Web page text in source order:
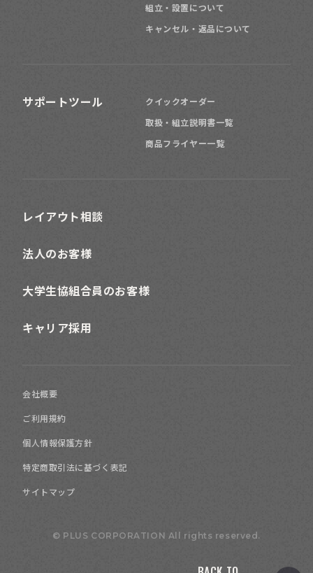
組立・設置について
キャンセル・返品について
サポートツール
クイックオーダー
取扱・組立説明書一覧
商品フライヤー一覧
レイアウト相談
法人のお客様
大学生協組合員のお客様
キャリア採用
会社概要
ご利用規約
個人情報保護方針
特定商取引法に基づく表記
サイトマップ
© PLUS CORPORATION All rights reserved.